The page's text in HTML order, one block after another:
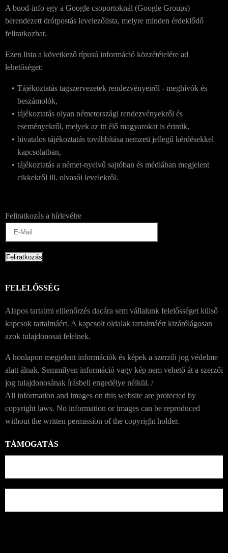
A buod-info egy a Google csoportoknál (Google Groups)
berendezett drótpostás levelezőlista, melyre minden érdeklődő
feliratkozhat.
Ezen lista a következő típusú információ közzétételére ad
lehetőséget:
Tájékoztatás tagszervezetek rendezvényeiről - meghívók és
beszámolók,
tájékoztatás olyan németországi rendezvényekről és
eseményekről, melyek az itt élő magyarokat is érintik,
hivatalos tájékoztatás továbbítása nemzeti jellegű kérdésekkel
kapcsolatban,
tájékoztatás a német-nyelvű sajtóban és médiában megjelent
cikkekről ill. olvasói levelekről.
Feliratkozás a hírlevélre
FELELŐSSÉG
Alapos tartalmi elllenőrzés dacára sem vállalunk felelősséget külső
kapcsok tartalmáért. A kapcsolt oldalak tartalmáért kizárólágosan
azok tulajdonosai felelnek.
A honlapon megjelent információk és képek a szerzői jog védelme
alatt álnak. Semmilyen információ vagy kép nem vehető át a szerzői
jog tulajdonosának írásbeli engedélye nélkül. /
All information and images on this website are protected by
copyright laws. No information or images can be reproduced
without the written permission of the copyright holder.
TÁMOGATÁS